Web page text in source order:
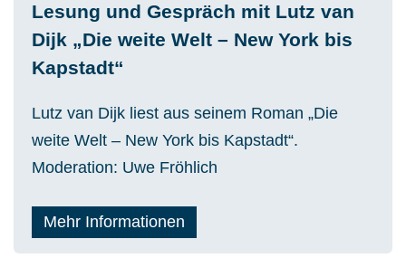
Lesung und Gespräch mit Lutz van
Dijk „Die weite Welt – New York bis
Kapstadt“
Lutz van Dijk liest aus seinem Roman „Die
weite Welt – New York bis Kapstadt“.
Moderation: Uwe Fröhlich
Mehr Informationen